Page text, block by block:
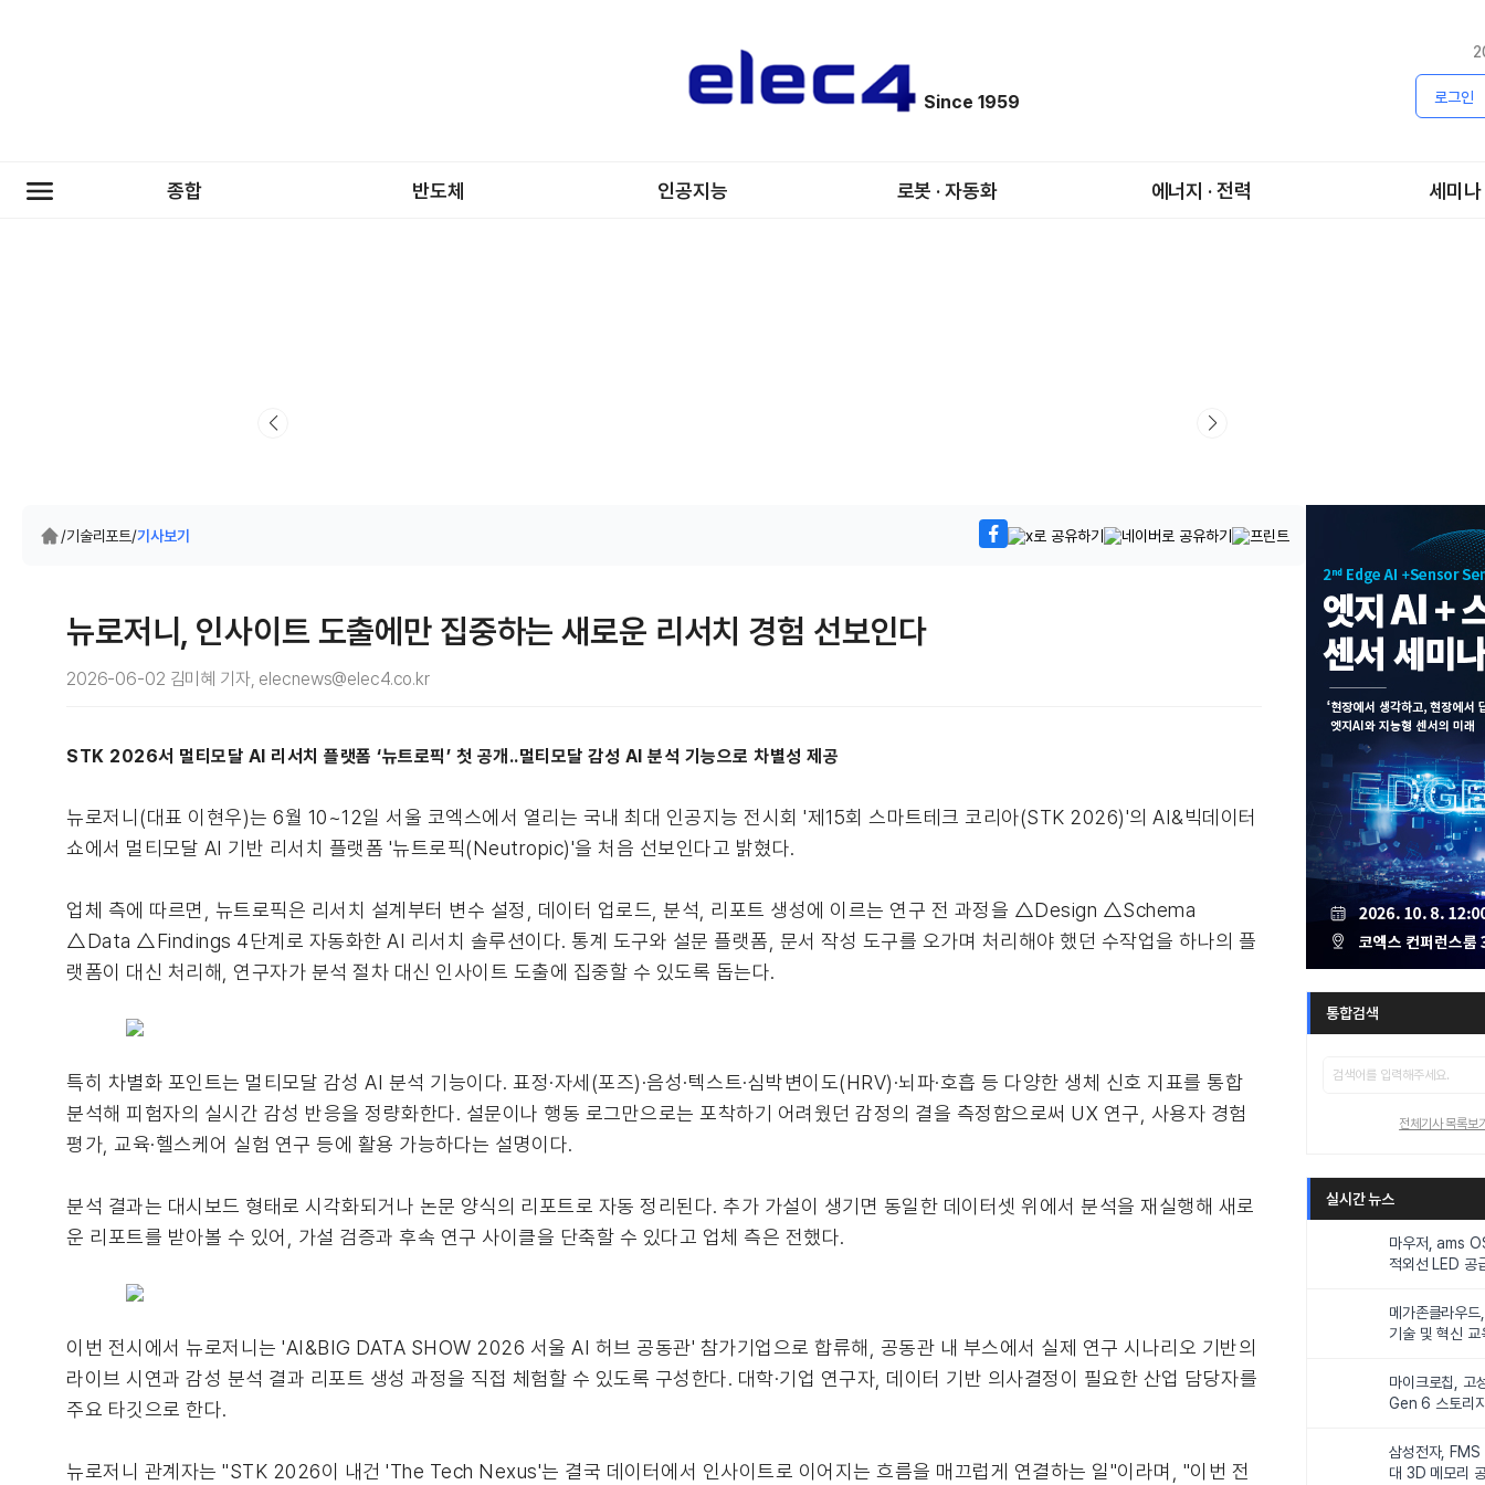
Since 1959 로그인
종합 반도체 인공지능 로봇 · 자동화 에너지 · 전력 세미나
/기술리포트/기사보기
뉴로저니, 인사이트 도출에만 집중하는 새로운 리서치 경험 선보인다
2026-06-02 김미혜 기자, elecnews@elec4.co.kr
STK 2026서 멀티모달 AI 리서치 플랫폼 ‘뉴트로픽’ 첫 공개..멀티모달 감성 AI 분석 기능으로 차별성 제공
뉴로저니(대표 이현우)는 6월 10~12일 서울 코엑스에서 열리는 국내 최대 인공지능 전시회 '제15회 스마트테크 코리아(STK 2026)'의 AI&빅데이터
쇼에서 멀티모달 AI 기반 리서치 플랫폼 '뉴트로픽(Neutropic)'을 처음 선보인다고 밝혔다.
업체 측에 따르면, 뉴트로픽은 리서치 설계부터 변수 설정, 데이터 업로드, 분석, 리포트 생성에 이르는 연구 전 과정을 △Design △Schema
△Data △Findings 4단계로 자동화한 AI 리서치 솔루션이다. 통계 도구와 설문 플랫폼, 문서 작성 도구를 오가며 처리해야 했던 수작업을 하나의 플
랫폼이 대신 처리해, 연구자가 분석 절차 대신 인사이트 도출에 집중할 수 있도록 돕는다.
특히 차별화 포인트는 멀티모달 감성 AI 분석 기능이다. 표정·자세(포즈)·음성·텍스트·심박변이도(HRV)·뇌파·호흡 등 다양한 생체 신호 지표를 통합
분석해 피험자의 실시간 감성 반응을 정량화한다. 설문이나 행동 로그만으로는 포착하기 어려웠던 감정의 결을 측정함으로써 UX 연구, 사용자 경험
평가, 교육·헬스케어 실험 연구 등에 활용 가능하다는 설명이다.
분석 결과는 대시보드 형태로 시각화되거나 논문 양식의 리포트로 자동 정리된다. 추가 가설이 생기면 동일한 데이터셋 위에서 분석을 재실행해 새로
운 리포트를 받아볼 수 있어, 가설 검증과 후속 연구 사이클을 단축할 수 있다고 업체 측은 전했다.
이번 전시에서 뉴로저니는 'AI&BIG DATA SHOW 2026 서울 AI 허브 공동관' 참가기업으로 합류해, 공동관 내 부스에서 실제 연구 시나리오 기반의
라이브 시연과 감성 분석 결과 리포트 생성 과정을 직접 체험할 수 있도록 구성한다. 대학·기업 연구자, 데이터 기반 의사결정이 필요한 산업 담당자를
주요 타깃으로 한다.
뉴로저니 관계자는 "STK 2026이 내건 'The Tech Nexus'는 결국 데이터에서 인사이트로 이어지는 흐름을 매끄럽게 연결하는 일"이라며, "이번 전
통합검색
전체기사 목록보
실시간 뉴스
마우저, ams
적외선 LED 공
메가존클라우드
기술 및 혁신
마이크로칩, 고
Gen 6 스토리
삼성전자,
대 3D 메모리